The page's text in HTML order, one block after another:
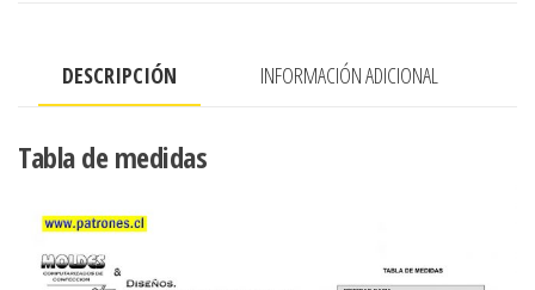
cantidad
DESCRIPCIÓN INFORMACIÓN ADICIONAL
Tabla de medidas